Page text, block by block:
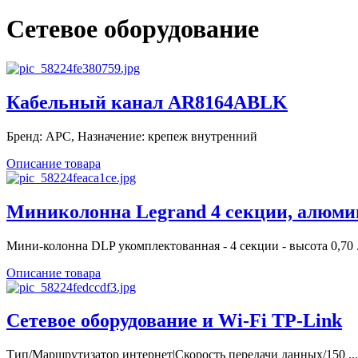
Сетевое оборудование
Кабельный канал AR8164ABLK
Бренд: APC, Назначение: крепеж внутренний
Описание товара
Миниколонна Legrand 4 секции,
Мини-колонна DLP укомплектованная - 4 секции - высота 0,70
Описание товара
Сетевое оборудование и Wi-Fi TP-Link
Тип/Маршрутизатор интернет|Скорость передачи данных/150 ...